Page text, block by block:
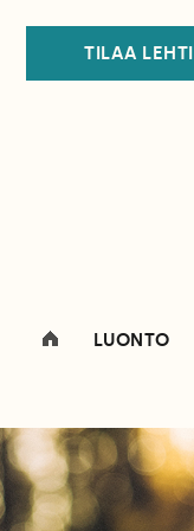
TILAA LEHTI
LUONTO